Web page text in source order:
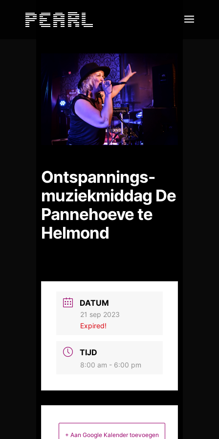
Ontspannings-
muziekmiddag De
Pannehoeve te
Helmond
DATUM
21 sep 2023
Expired!
TIJD
8:00 am - 6:00 pm
+ Aan Google Kalender toevoegen